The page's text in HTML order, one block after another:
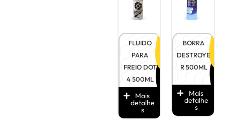
Ver
Produt
FLUIDO
PARA
FREIO DOT
4 500ML
Mais
detalhe
s
Ver
Produt
BORRA
DESTROYE
R 500ML
Mais
detalhe
s